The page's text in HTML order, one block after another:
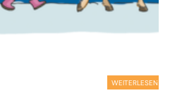
WEITERLESEN